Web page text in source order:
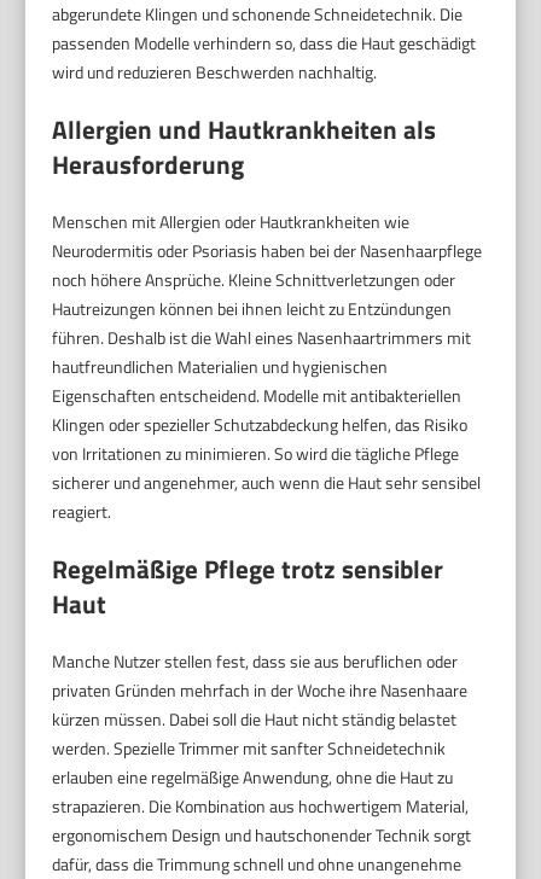
abgerundete Klingen und schonende Schneidetechnik. Die
passenden Modelle verhindern so, dass die Haut geschädigt
wird und reduzieren Beschwerden nachhaltig.
Allergien und Hautkrankheiten als
Herausforderung
Menschen mit Allergien oder Hautkrankheiten wie
Neurodermitis oder Psoriasis haben bei der Nasenhaarpflege
noch höhere Ansprüche. Kleine Schnittverletzungen oder
Hautreizungen können bei ihnen leicht zu Entzündungen
führen. Deshalb ist die Wahl eines Nasenhaartrimmers mit
hautfreundlichen Materialien und hygienischen
Eigenschaften entscheidend. Modelle mit antibakteriellen
Klingen oder spezieller Schutzabdeckung helfen, das Risiko
von Irritationen zu minimieren. So wird die tägliche Pflege
sicherer und angenehmer, auch wenn die Haut sehr sensibel
reagiert.
Regelmäßige Pflege trotz sensibler
Haut
Manche Nutzer stellen fest, dass sie aus beruflichen oder
privaten Gründen mehrfach in der Woche ihre Nasenhaare
kürzen müssen. Dabei soll die Haut nicht ständig belastet
werden. Spezielle Trimmer mit sanfter Schneidetechnik
erlauben eine regelmäßige Anwendung, ohne die Haut zu
strapazieren. Die Kombination aus hochwertigem Material,
ergonomischem Design und hautschonender Technik sorgt
dafür, dass die Trimmung schnell und ohne unangenehme